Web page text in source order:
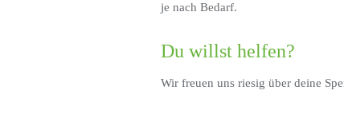
je nach Bedarf.
Du willst helfen?
Wir freuen uns riesig über deine